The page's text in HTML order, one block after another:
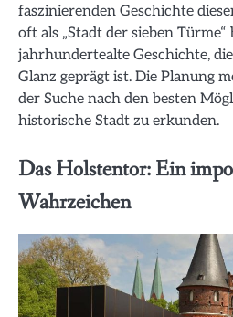
faszinierenden Geschichte
oft als „Stadt der sieben
jahrhundertealte Geschichte,
Glanz geprägt ist. Die Planung
der Suche nach den besten
historische Stadt zu erkunden.
Das Holstentor: Ein
Wahrzeichen